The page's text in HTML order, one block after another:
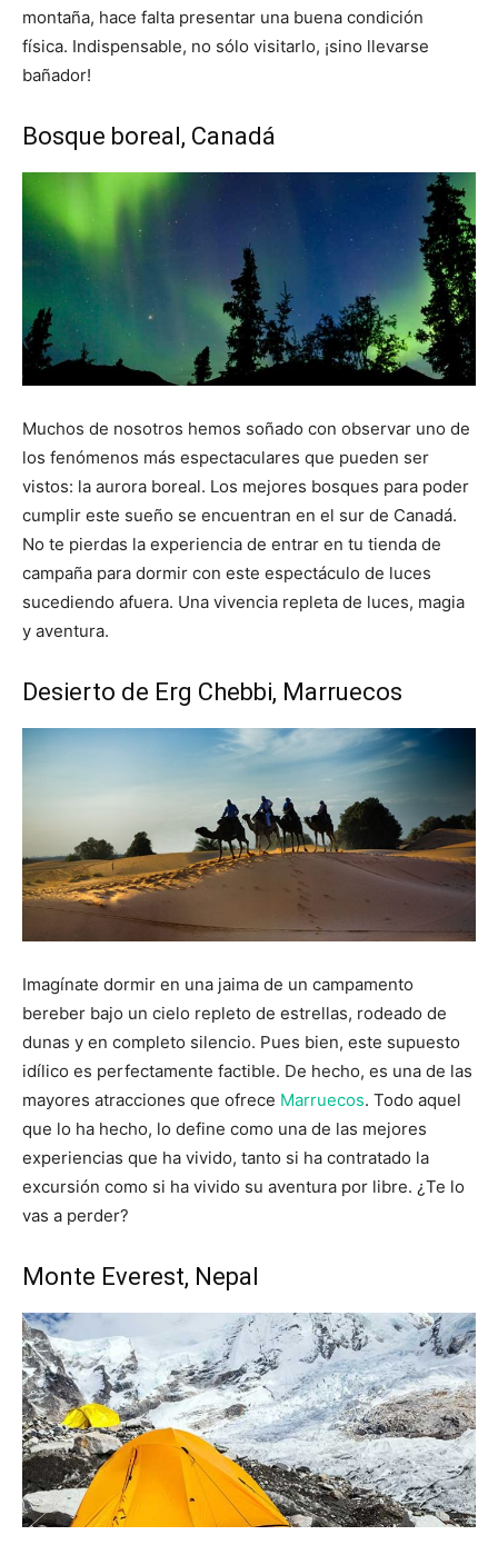
montaña, hace falta presentar una buena condición
física. Indispensable, no sólo visitarlo, ¡sino llevarse
bañador!
Bosque boreal, Canadá
Muchos de nosotros hemos soñado con observar uno de
los fenómenos más espectaculares que pueden ser
vistos: la aurora boreal. Los mejores bosques para poder
cumplir este sueño se encuentran en el sur de Canadá.
No te pierdas la experiencia de entrar en tu tienda de
campaña para dormir con este espectáculo de luces
sucediendo afuera. Una vivencia repleta de luces, magia
y aventura.
Desierto de Erg Chebbi, Marruecos
Imagínate dormir en una jaima de un campamento
bereber bajo un cielo repleto de estrellas, rodeado de
dunas y en completo silencio. Pues bien, este supuesto
idílico es perfectamente factible. De hecho, es una de las
mayores atracciones que ofrece Marruecos. Todo aquel
que lo ha hecho, lo define como una de las mejores
experiencias que ha vivido, tanto si ha contratado la
excursión como si ha vivido su aventura por libre. ¿Te lo
vas a perder?
Monte Everest, Nepal